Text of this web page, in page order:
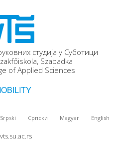
студија у Суботици
Szabadka
of Applied Sciences
Srpski Српски Magyar English